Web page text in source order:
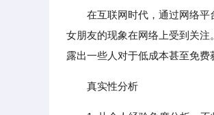
在互联网时代，通过网络
女朋友的现象在网络上受到关
露出一些人对于低成本甚至免费
真实性分析